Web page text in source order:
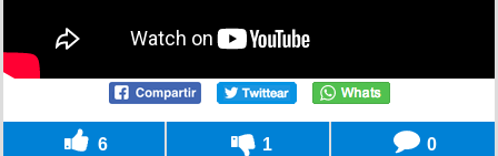
6 1 0